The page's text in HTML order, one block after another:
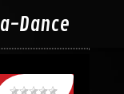
Dance